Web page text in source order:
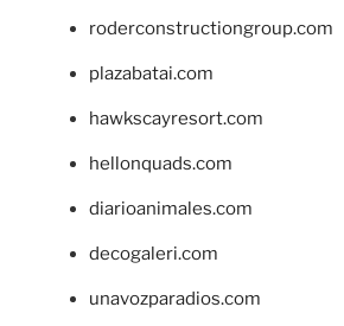
roderconstructiongroup.com
plazabatai.com
hawkscayresort.com
hellonquads.com
diarioanimales.com
decogaleri.com
unavozparadios.com